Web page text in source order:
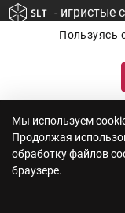
- игристые
Информация о ценах и
характер и может быть
актуальности наличия
телефону+7 (812) 715
ООО "Винум" ИНН
серия 78АА №0012735,
12.10.2023 действует по
Пользуясь
Мы используем
Продолжая
обработку файлов
браузере.